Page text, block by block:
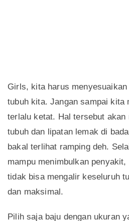
Girls, kita harus
tubuh kita. Jangan sampai kita
terlalu ketat. Hal tersebut akan
tubuh dan lipatan lemak di
bakal terlihat ramping deh.
mampu menimbulkan
tidak bisa mengalir keseluruh
dan maksimal.
Pilih saja baju dengan ukuran